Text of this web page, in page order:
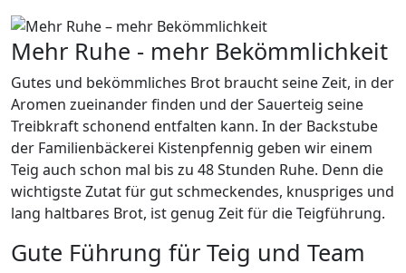
Mehr Ruhe - mehr Bekömmlichkeit
Gutes und bekömmliches Brot braucht seine Zeit, in der
Aromen zueinander finden und der Sauerteig seine
Treibkraft schonend entfalten kann. In der Backstube
der Familienbäckerei Kistenpfennig geben wir einem
Teig auch schon mal bis zu 48 Stunden Ruhe. Denn die
wichtigste Zutat für gut schmeckendes, knuspriges und
lang haltbares Brot, ist genug Zeit für die Teigführung.
Gute Führung für Teig und Team